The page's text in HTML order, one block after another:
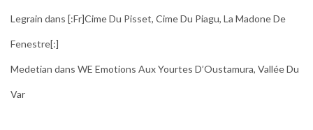
Legrain dans [:fr]Cime Du Pisset, Cime Du Piagu, La Madone De
Fenestre[:]
Medetian dans WE Emotions Aux Yourtes D’Oustamura, Vallée Du
Var